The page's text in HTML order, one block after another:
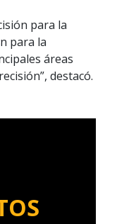
para la
para la
áreas
destacó.